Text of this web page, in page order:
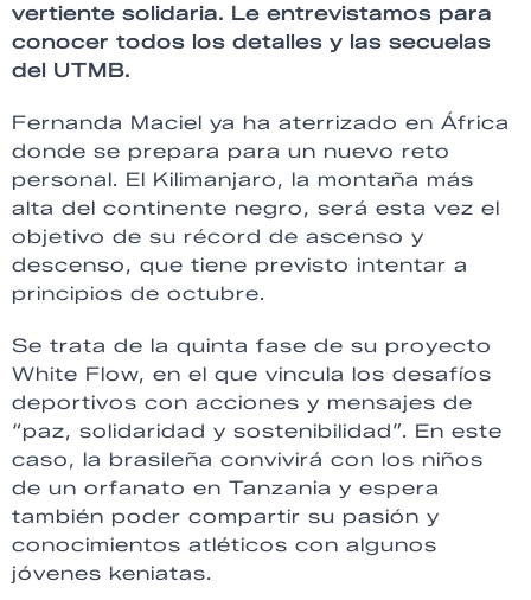
vertiente solidaria. Le entrevistamos para
conocer todos los detalles y las secuelas
del UTMB.
Fernanda Maciel ya ha aterrizado en África
donde se prepara para un nuevo reto
personal. El Kilimanjaro, la montaña más
alta del continente negro, será esta vez el
objetivo de su récord de ascenso y
descenso, que tiene previsto intentar a
principios de octubre.
Se trata de la quinta fase de su proyecto
White Flow, en el que vincula los desafíos
deportivos con acciones y mensajes de
“paz, solidaridad y sostenibilidad”. En este
caso, la brasileña convivirá con los niños
de un orfanato en Tanzania y espera
también poder compartir su pasión y
conocimientos atléticos con algunos
jóvenes keniatas.